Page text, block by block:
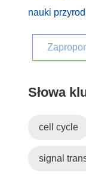
nauki
Słowa
cell cycle
signal